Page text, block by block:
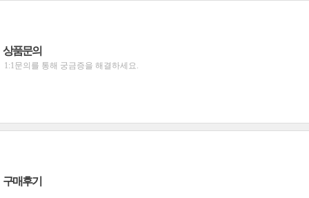
상품문의
1:1문의를 통해 궁금증을 해결하세요.
구매후기